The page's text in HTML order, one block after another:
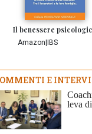
Il benessere
Amazon IBS
E
leva